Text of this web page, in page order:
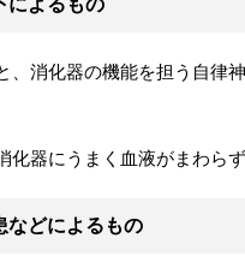
によるもの
、消化器の機能を担う自律
化器にうまく血液がまわら
どによるもの